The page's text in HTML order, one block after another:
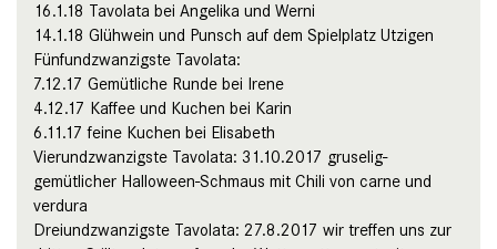
16.1.18 Tavolata bei Angelika und Werni
14.1.18 Glühwein und Punsch auf dem Spielplatz Utzigen
Fünfundzwanzigste Tavolata:
7.12.17 Gemütliche Runde bei Irene
4.12.17 Kaffee und Kuchen bei Karin
6.11.17 feine Kuchen bei Elisabeth
Vierundzwanzigste Tavolata: 31.10.2017 gruselig-
gemütlicher Halloween-Schmaus mit Chili von carne und
verdura
Dreiundzwanzigste Tavolata: 27.8.2017 wir treffen uns zur